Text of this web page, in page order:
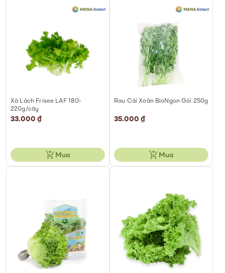
Xà Lách Frisee LAF 180-
220g/cây
33.000 ₫
Mua
Rau Cải Xoăn BioNgon Gói 250g
35.000 ₫
Mua